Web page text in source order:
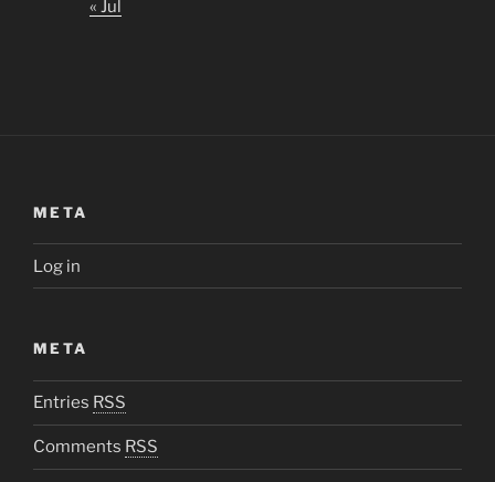
« Jul
META
Log in
META
Entries RSS
Comments RSS